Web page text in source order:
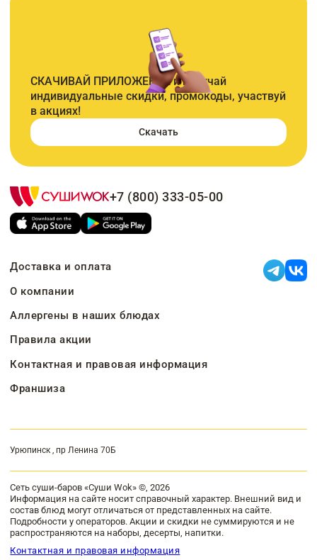
СКАЧИВАЙ ПРИЛОЖЕНИЕ и получай
индивидуальные скидки, промокоды, участвуй
в акциях!
Скачать
+7 (800) 333-05-00
Доставка и оплата
О компании
Аллергены в наших блюдах
Правила акции
Контактная и правовая информация
Франшиза
Урюпинск , пр Ленина 70Б
Сеть суши-баров «Суши Wok» ©, 2026
Информация на сайте носит справочный характер. Внешний вид и
состав блюд могут отличаться от представленных на сайте.
Подробности у операторов. Акции и скидки не суммируются и не
распространяются на наборы, десерты, напитки.
Контактная и правовая информация